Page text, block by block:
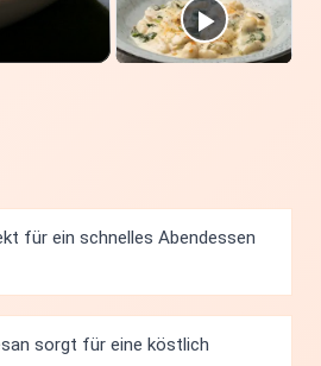
für ein schnelles Abendessen
sorgt für eine köstlich